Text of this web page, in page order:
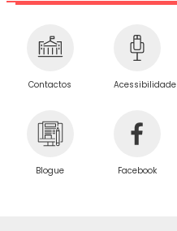
Contactos Acessibilidade
Blogue Facebook